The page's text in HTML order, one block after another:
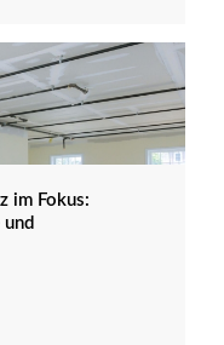
im Fokus: